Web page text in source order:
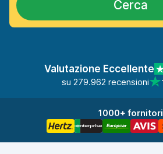
Cerca
Valutazione Eccellente
su 279.962 recensioni
1000+ fornitori